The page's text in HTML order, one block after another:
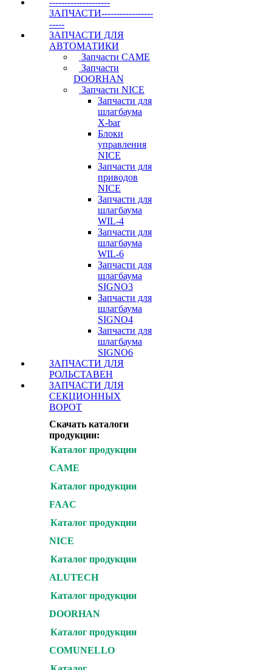
--------------------
ЗАПЧАСТИ-----------------
-----
ЗАПЧАСТИ ДЛЯ
АВТОМАТИКИ
Запчасти CAME
Запчасти
DOORHAN
Запчасти NICE
Запчасти для
шлагбаума
X-bar
Блоки
управления
NICE
Запчасти для
приводов
NICE
Запчасти для
шлагбаума
WIL-4
Запчасти для
шлагбаума
WIL-6
Запчасти для
шлагбаума
SIGNO3
Запчасти для
шлагбаума
SIGNO4
Запчасти для
шлагбаума
SIGNO6
ЗАПЧАСТИ ДЛЯ
РОЛЬСТАВЕН
ЗАПЧАСТИ ДЛЯ
СЕКЦИОННЫХ
ВОРОТ
Скачать каталоги
продукции:
Каталог продукции
CAME
Каталог продукции
FAAC
Каталог продукции
NICE
Каталог продукции
ALUTECH
Каталог продукции
DOORHAN
Каталог продукции
COMUNELLO